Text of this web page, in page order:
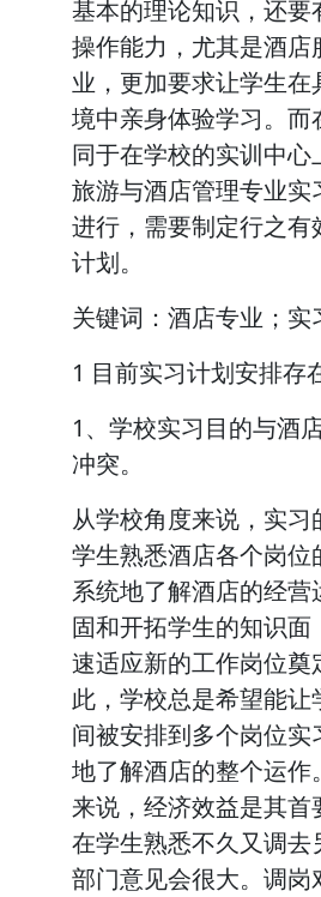
基本的理论知识，还要
操作能力，尤其是酒店
业，更加要求让学生在
境中亲身体验学习。而
同于在学校的实训中心
旅游与酒店管理专业实
进行，需要制定行之有
计划。
关键词：酒店专业；实
1 目前实习计划安排存
1、学校实习目的与酒
冲突。
从学校角度来说，实习
学生熟悉酒店各个岗位
系统地了解酒店的经营
固和开拓学生的知识面
速适应新的工作岗位奠
此，学校总是希望能让
间被安排到多个岗位实
地了解酒店的整个运作
来说，经济效益是其首
在学生熟悉不久又调去
部门意见会很大。调岗